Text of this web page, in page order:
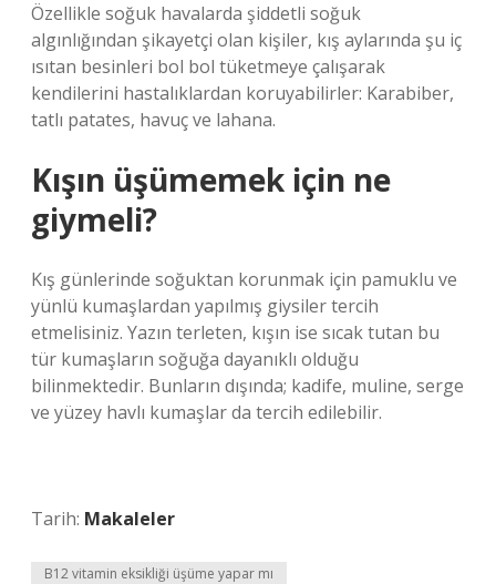
Özellikle soğuk havalarda şiddetli soğuk
algınlığından şikayetçi olan kişiler, kış aylarında şu iç
ısıtan besinleri bol bol tüketmeye çalışarak
kendilerini hastalıklardan koruyabilirler: Karabiber,
tatlı patates, havuç ve lahana.
Kışın üşümemek için ne
giymeli?
Kış günlerinde soğuktan korunmak için pamuklu ve
yünlü kumaşlardan yapılmış giysiler tercih
etmelisiniz. Yazın terleten, kışın ise sıcak tutan bu
tür kumaşların soğuğa dayanıklı olduğu
bilinmektedir. Bunların dışında; kadife, muline, serge
ve yüzey havlı kumaşlar da tercih edilebilir.
Tarih: Makaleler
B12 vitamin eksikliği üşüme yapar mı